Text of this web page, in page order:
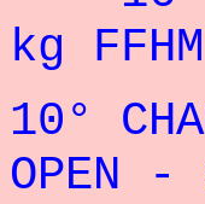
kg
10°
OPEN